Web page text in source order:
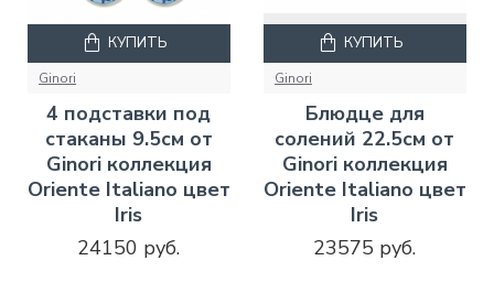
Ginori
4 подставки под
стаканы 9.5см от
Ginori коллекция
Oriente Italiano цвет
Iris
24150 руб.
КУПИТЬ
Ginori
Блюдце для
солений 22.5см от
Ginori коллекция
Oriente Italiano цвет
Iris
23575 руб.
КУПИТЬ